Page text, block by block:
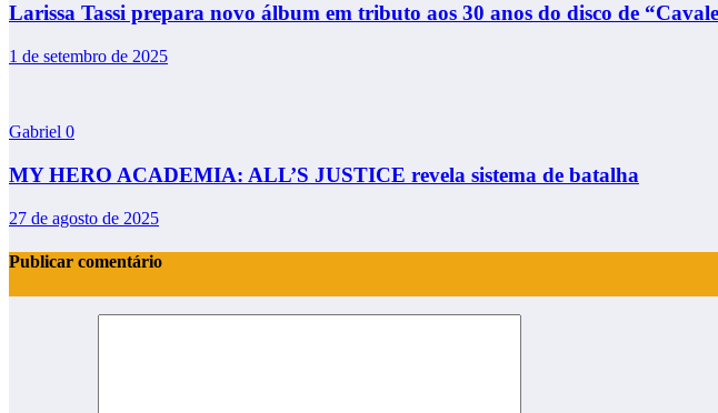
Larissa Tassi prepara novo álbum em tributo aos 30 anos do disco de
1 de setembro de 2025
Gabriel 0
MY HERO ACADEMIA: ALL’S JUSTICE revela sistema de batalha
27 de agosto de 2025
Publicar comentário